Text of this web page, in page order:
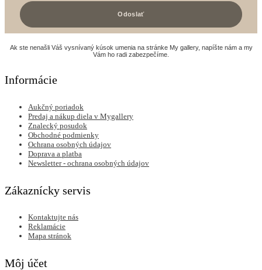
Ak ste nenašli Váš vysnívaný kúsok umenia na stránke My gallery, napíšte nám a my
Vám ho radi zabezpečíme.
Informácie
Aukčný poriadok
Predaj a nákup diela v Mygallery
Znalecký posudok
Obchodné podmienky
Ochrana osobných údajov
Doprava a platba
Newsletter - ochrana osobných údajov
Zákaznícky servis
Kontaktujte nás
Reklamácie
Mapa stránok
Môj účet